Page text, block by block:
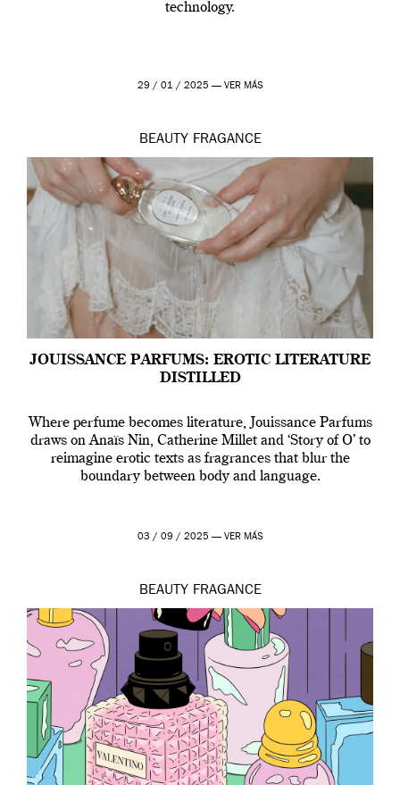
technology.
29 / 01 / 2025 — VER MÁS
BEAUTY FRAGANCE
JOUISSANCE PARFUMS: EROTIC LITERATURE
DISTILLED
Where perfume becomes literature, Jouissance Parfums
draws on Anaïs Nin, Catherine Millet and ‘Story of O’ to
reimagine erotic texts as fragrances that blur the
boundary between body and language.
03 / 09 / 2025 — VER MÁS
BEAUTY FRAGANCE